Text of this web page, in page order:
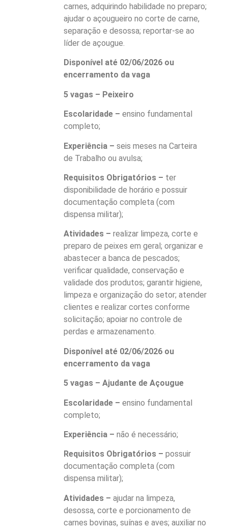
carnes, adquirindo habilidade no preparo;
ajudar o açougueiro no corte de carne,
separação e desossa; reportar-se ao
líder de açougue.
Disponível até 02/06/2026 ou
encerramento da vaga
5 vagas – Peixeiro
Escolaridade – ensino fundamental
completo;
Experiência – seis meses na Carteira
de Trabalho ou avulsa;
Requisitos Obrigatórios – ter
disponibilidade de horário e possuir
documentação completa (com
dispensa militar);
Atividades – realizar limpeza, corte e
preparo de peixes em geral; organizar e
abastecer a banca de pescados;
verificar qualidade, conservação e
validade dos produtos; garantir higiene,
limpeza e organização do setor; atender
clientes e realizar cortes conforme
solicitação; apoiar no controle de
perdas e armazenamento.
Disponível até 02/06/2026 ou
encerramento da vaga
5 vagas – Ajudante de Açougue
Escolaridade – ensino fundamental
completo;
Experiência – não é necessário;
Requisitos Obrigatórios – possuir
documentação completa (com
dispensa militar);
Atividades – ajudar na limpeza,
desossa, corte e porcionamento de
carnes bovinas, suínas e aves; auxiliar no